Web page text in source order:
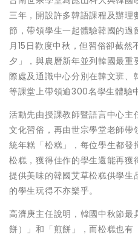
三年，開設許多韓語課程及辦
節，帶領學生一起體驗韓國的
月15日歡度中秋，但習俗卻截
夕」，與農曆新年並列韓國最
際處及通識中心分別在韓文班
等課堂上帶領逾300名學生體驗
活動先由授課教師暨語言中心
文化習俗，再由世宗學堂老師
統年糕「松糕」，每位學生都
松糕，獲得佳作的學生還能再
提供美味的韓國艾草松糕供學
的學生玩得不亦樂乎。
高濟庚主任說明，韓國中秋節
餅）」和「煎餅」，而松糕也